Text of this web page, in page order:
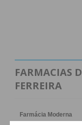
FARMACIAS
FERREIRA